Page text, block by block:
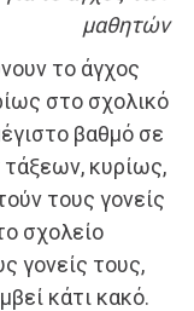
μαθητών
το άγχος
στο σχολικό
βαθμό σε
κυρίως,
τους γονείς
σχολείο
γονείς τους,
κάτι κακό.